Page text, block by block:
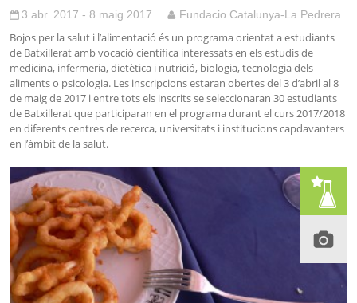
3 abr. 2017 - 8 maig 2017 Fundacio Catalunya-La Pedrera
Bojos per la salut i l’alimentació és un programa orientat a estudiants
de Batxillerat amb vocació científica interessats en els estudis de
medicina, infermeria, dietètica i nutrició, biologia, tecnologia dels
aliments o psicologia. Les inscripcions estaran obertes del 3 d’abril al 8
de maig de 2017 i entre tots els inscrits se seleccionaran 30 estudiants
de Batxillerat que participaran en el programa durant el curs 2017/2018
en diferents centres de recerca, universitats i institucions capdavanters
en l’àmbit de la salut.